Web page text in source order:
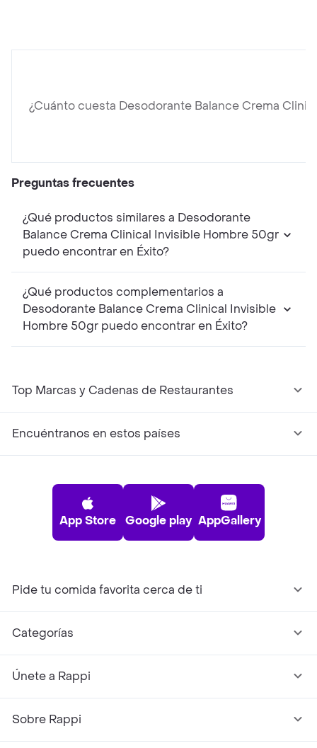
¿Cuánto cuesta Desodorante Balance Crema
Preguntas frecuentes
¿Qué productos similares a Desodorante
Balance Crema Clinical Invisible Hombre 50gr
puedo encontrar en Éxito?
¿Qué productos complementarios a
Desodorante Balance Crema Clinical Invisible
Hombre 50gr puedo encontrar en Éxito?
Top Marcas y Cadenas de Restaurantes
Encuéntranos en estos países
App Store Google play AppGallery
Pide tu comida favorita cerca de ti
Categorías
Únete a Rappi
Sobre Rappi